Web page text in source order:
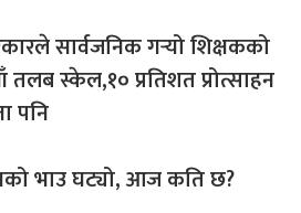
सार्वजनिक गर्‍यो शिक्षकको
तलब स्केल,१० प्रतिशत प्रोत्साहन
पनि
भाउ घट्यो, आज कति छ?